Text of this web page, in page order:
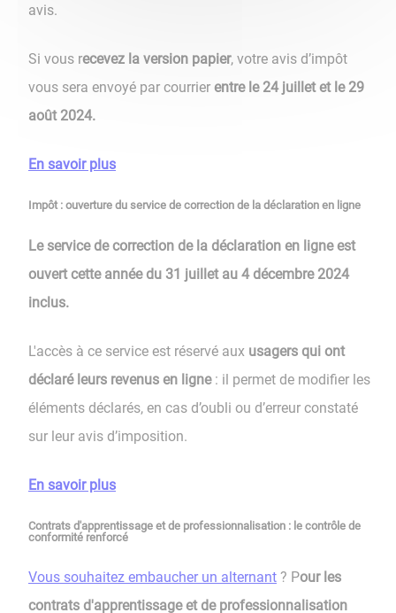
avis.
Si vous recevez la version papier, votre avis d’impôt
vous sera envoyé par courrier entre le 24 juillet et le 29
août 2024.
En savoir plus
Impôt : ouverture du service de correction de la déclaration en ligne
Le service de correction de la déclaration en ligne est
ouvert cette année du 31 juillet au 4 décembre 2024
inclus.
L'accès à ce service est réservé aux usagers qui ont
déclaré leurs revenus en ligne: il permet de modifier les
éléments déclarés, en cas d’oubli ou d’erreur constaté
sur leur avis d’imposition.
En savoir plus
Contrats d'apprentissage et de professionnalisation : le contrôle de
conformité renforcé
Vous souhaitez embaucher un alternant ? Pour les
contrats d'apprentissage et de professionnalisation